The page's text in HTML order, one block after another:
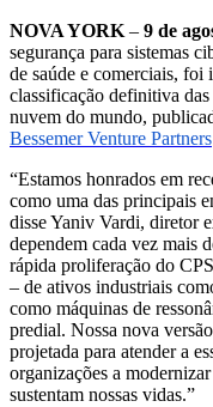
NOVA YORK – 9 de
segurança para sistemas
de saúde e comerciais, foi
classificação definitiva
nuvem do mundo,
Bessemer Venture Partners
“Estamos honrados em
como uma das principais
disse Yaniv Vardi, diretor
dependem cada vez mais
rápida proliferação do
– de ativos industriais
como máquinas de
predial. Nossa nova
projetada para atender a
organizações a
sustentam nossas vidas.”